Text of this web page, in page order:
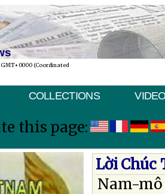
GMT+0000 (Coordinated
COLLECTIONS
this page:
Lời Chúc
Nam-